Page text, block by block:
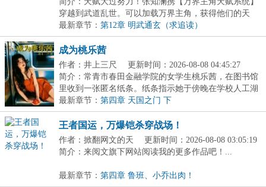
穿越到武道乱世。可以加载万界主角，获得他们的天
赋。...
最新章节： 第12章 明武通玄（求追读）
成为桃乐茜
作者：井上三尺
更新时间：2026-08-08 04:45:27
简介：常青市春田金融学院的女学生桃乐茜，在图书馆
里收到一张匿名纸条。纸条指示她于傍晚在学校人工湖
畔...
最新章节： 第四章 天国之门 下
王者国运，万爆铠杀穿战场！
作者：掀翻网文的天
更新时间：2026-08-08 03:05:19
简介：来阅文旗下网站阅读我的更多作品吧！...
最新章节： 第四章 鲁班、小乔出肉！